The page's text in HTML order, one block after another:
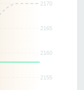
2170
2165
2160
2155